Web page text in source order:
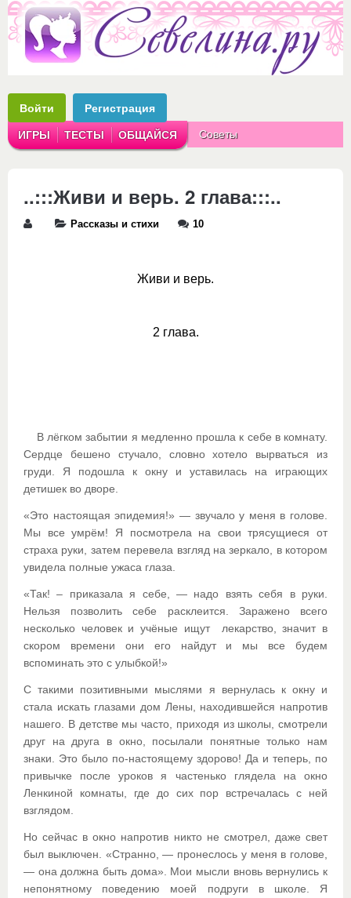
Войти Регистрация
ИГРЫ ТЕСТЫ ОБЩАЙСЯ Советы
..:::Живи и верь. 2 глава:::..
Рассказы и стихи 10
Живи и верь.
2 глава.
В лёгком забытии я медленно прошла к себе в комнату.
Сердце бешено стучало, словно хотело вырваться из
груди. Я подошла к окну и уставилась на играющих
детишек во дворе.
«Это настоящая эпидемия!» — звучало у меня в голове.
Мы все умрём! Я посмотрела на свои трясущиеся от
страха руки, затем перевела взгляд на зеркало, в котором
увидела полные ужаса глаза.
«Так! – приказала я себе, — надо взять себя в руки.
Нельзя позволить себе расклеится. Заражено всего
несколько человек и учёные ищут лекарство, значит в
скором времени они его найдут и мы все будем
вспоминать это с улыбкой!»
С такими позитивными мыслями я вернулась к окну и
стала искать глазами дом Лены, находившейся напротив
нашего. В детстве мы часто, приходя из школы, смотрели
друг на друга в окно, посылали понятные только нам
знаки. Это было по-настоящему здорово! Да и теперь, по
привычке после уроков я частенько глядела на окно
Ленкиной комнаты, где до сих пор встречалась с ней
взглядом.
Но сейчас в окно напротив никто не смотрел, даже свет
был выключен. «Странно, — пронеслось у меня в голове,
— она должна быть дома». Мои мысли вновь вернулись к
непонятному поведению моей подруги в школе. Я